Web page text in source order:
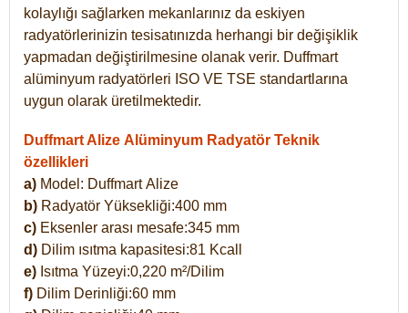
kolaylığı sağlarken mekanlarınız da eskiyen
radyatörlerinizin tesisatınızda herhangi bir değişiklik
yapmadan değiştirilmesine olanak verir. Duffmart
alüminyum radyatörleri ISO VE TSE standartlarına
uygun olarak üretilmektedir.
Duffmart Alize Alüminyum Radyatör Teknik
özellikleri
a) Model: DuffmartAlize
b) Radyatör Yüksekliği:400 mm
c) Eksenler arası mesafe:345 mm
d) Dilim ısıtma kapasitesi:81 Kcall
e) Isıtma Yüzeyi:0,220 m²/Dilim
f) Dilim Derinliği:60 mm